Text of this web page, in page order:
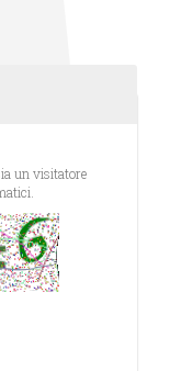
un visitatore
automatici.